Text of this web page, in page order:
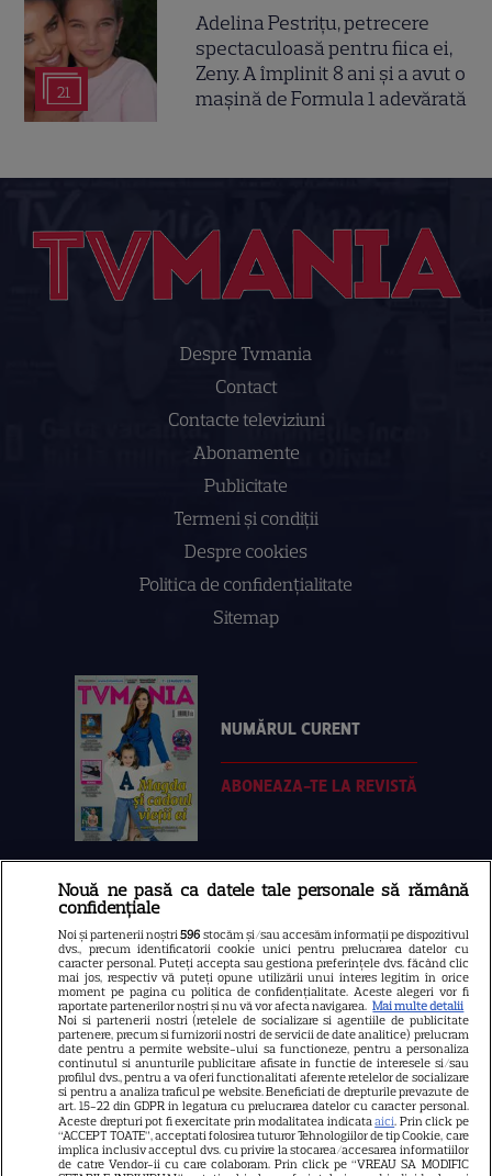
21
Adelina Pestrițu, petrecere
spectaculoasă pentru fiica ei,
Zeny. A împlinit 8 ani și a avut o
mașină de Formula 1 adevărată
Despre Tvmania
Contact
Contacte televiziuni
Abonamente
Publicitate
Termeni și condiții
Despre cookies
Politica de confidenţialitate
Sitemap
NUMĂRUL CURENT
ABONEAZA-TE LA REVISTĂ
Libertatea
Libertatea pentru femei
GSP
Știri mondene
Avantaje
Elle
Unica
Retete practice
Nouă ne pasă ca datele tale personale să rămână
confidențiale
Noi și partenerii noștri596 stocăm și/sau accesăm informații pe dispozitivul
dvs., precum identificatorii cookie unici pentru prelucrarea datelor cu
caracter personal. Puteți accepta sau gestiona preferințele dvs. făcând clic
mai jos, respectiv vă puteți opune utilizării unui interes legitim în orice
moment pe pagina cu politica de confidențialitate. Aceste alegeri vor fi
raportate partenerilor noștri și nu vă vor afecta navigarea. Mai multe detalii
Noi si partenerii nostri (retelele de socializare si agentiile de publicitate
partenere, precum si furnizorii nostri de servicii de date analitice) prelucram
date pentru a permite website-ului sa functioneze, pentru a personaliza
continutul si anunturile publicitare afisate in functie de interesele si/sau
profilul dvs., pentru a va oferi functionalitati aferente retelelor de socializare
si pentru a analiza traficul pe website. Beneficiati de drepturile prevazute de
art. 15-22 din GDPR in legatura cu prelucrarea datelor cu caracter personal.
Aceste drepturi pot fi exercitate prin modalitatea indicataaici. Prin click pe
“ACCEPT TOATE”, acceptati folosirea tuturor Tehnologiilor de tip Cookie, care
implica inclusiv acceptul dvs. cu privire la stocarea/accesarea informatiilor
de catre Vendor-ii cu care colaboram. Prin click pe “VREAU SA MODIFIC